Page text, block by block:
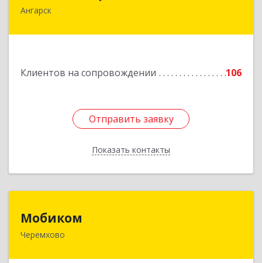
Ангарск
Клиентов на сопровождении 106
Отправить заявку
Показать контакты
665826, Иркутская обл, Ангарск г, 12А мкр, дом
Отправить заявку
Назад
Мобиком
Черемхово